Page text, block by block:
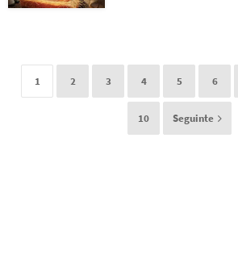
1 2 3 4 5 6
10 Seguinte